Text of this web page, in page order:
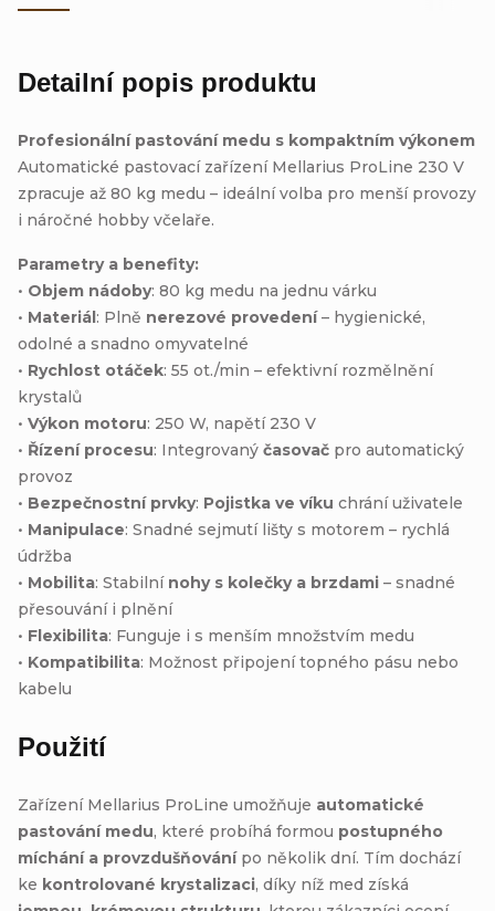
Detailní popis produktu
Profesionální pastování medu s kompaktním výkonem
Automatické pastovací zařízení Mellarius ProLine 230 V
zpracuje až 80 kg medu – ideální volba pro menší provozy
i náročné hobby včelaře.
Parametry a benefity:
• Objem nádoby: 80 kg medu na jednu várku
• Materiál: Plně nerezové provedení– hygienické,
odolné a snadno omyvatelné
• Rychlost otáček: 55 ot./min – efektivní rozmělnění
krystalů
• Výkon motoru: 250 W, napětí 230 V
• Řízení procesu: Integrovaný časovač pro automatický
provoz
• Bezpečnostní prvky: Pojistka ve víku chrání uživatele
• Manipulace: Snadné sejmutí lišty s motorem – rychlá
údržba
• Mobilita: Stabilní nohy s kolečky a brzdami – snadné
přesouvání i plnění
• Flexibilita: Funguje i s menším množstvím medu
• Kompatibilita: Možnost připojení topného pásu nebo
kabelu
Použití
Zařízení Mellarius ProLine umožňuje automatické
pastování medu, které probíhá formou postupného
míchání a provzdušňovánípo několik dní. Tím dochází
ke kontrolované krystalizaci, díky níž med získá